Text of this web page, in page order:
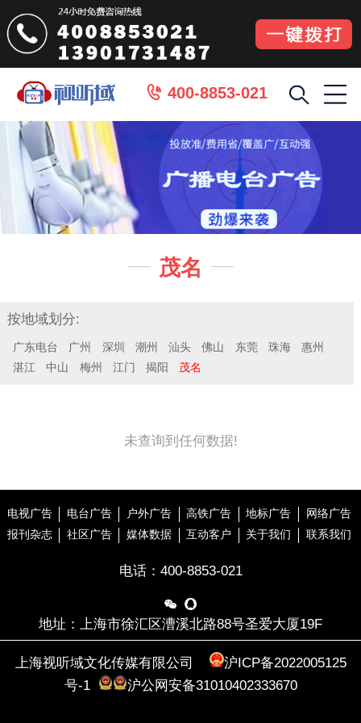
 400-8853-021
 茂名 
按地域划分:
广东电台 广州 深圳 潮州 汕头 佛山 东莞 珠海
惠州
湛江
中山 梅州 江门 揭阳 茂名
未查询到任何数据!
电视广告 电台广告 户外广告 高铁广告 地标广告
网络广告
报刊杂志
社区广告 媒体数据 互动客户 关于我们 联系我们
电话： 400-8853-021
 
地址：上海市徐汇区漕溪北路88号圣爱大厦19F
上海视听域文化传媒有限公司
沪ICP备2022005125
号-1
沪公网安备31010402333670